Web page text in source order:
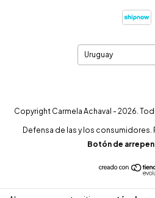
Copyright Carmela Achaval - 2026.
Defensa de las y los consumidores.
Botón de